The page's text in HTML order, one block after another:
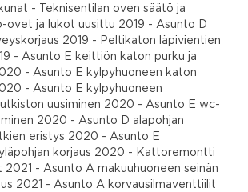
- Teknisentilan oven säätö ja
ovet ja lukot uusittu 2019 - Asunto D
2019 - Peltikaton läpivientien
- Asunto E keittiön katon purku ja
- Asunto E kylpyhuoneen katon
- Asunto E kylpyhuoneen
uusiminen 2020 - Asunto E wc-
2020 - Asunto D alapohjan
eristys 2020 - Asunto E
korjaus 2020 - Kattoremontti
2021 - Asunto A makuuhuoneen seinän
2021 - Asunto A korvausilmaventtiilit